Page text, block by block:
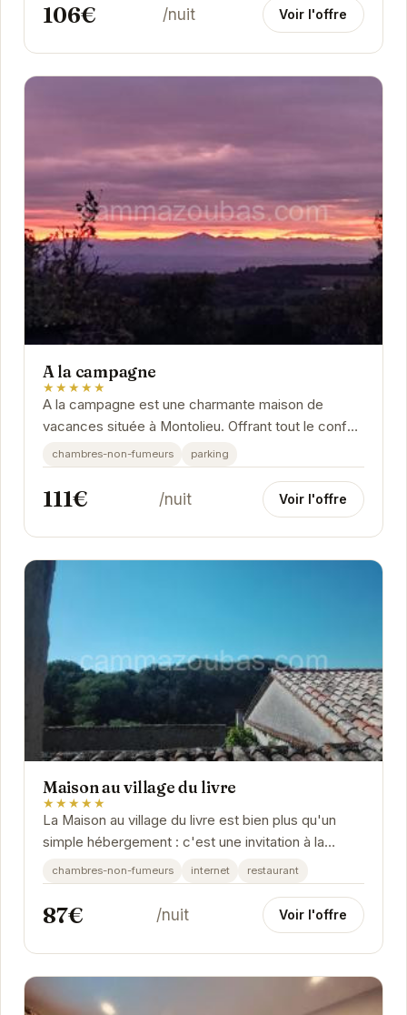
106€ /nuit Voir l'offre
A la campagne
★★★★★
A la campagne est une charmante maison de
vacances située à Montolieu. Offrant tout le confort
nécessaire pour un séjour agréable, elle...
chambres-non-fumeurs parking
111€ /nuit Voir l'offre
Maison au village du livre
★★★★★
La Maison au village du livre est bien plus qu'un
simple hébergement : c'est une invitation à la
détente et à la découverte. Située au cœur...
chambres-non-fumeurs internet restaurant
87€ /nuit Voir l'offre